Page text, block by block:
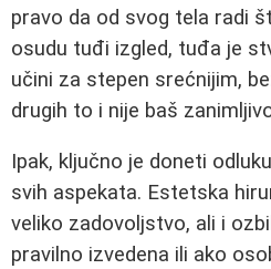
pravo da od svog tela radi
osudu tuđi izgled, tuđa je
učini za stepen srećnijim,
drugih to i nije baš
Ipak, ključno je doneti
svih aspekata. Estetska
veliko zadovoljstvo, ali i
pravilno izvedena ili ako